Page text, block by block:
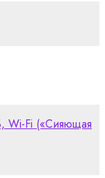
Wi-Fi («Сияющая